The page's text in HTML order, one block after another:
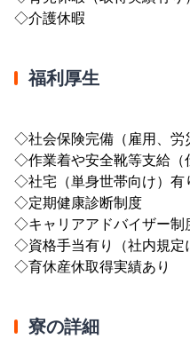
◇介護休暇
福利厚生
◇社会保険完備（雇用、労
◇作業着や安全靴等支給（
◇社宅（単身世帯向け）有
◇定期健康診断制度
◇キャリアアドバイザー制
◇資格手当有り（社内規定
◇育休産休取得実績あり
寮の詳細